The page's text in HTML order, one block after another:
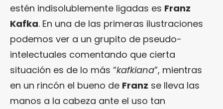
estén indisolublemente ligadas es Franz
Kafka. En una de las primeras ilustraciones
podemos ver a un grupito de pseudo-
intelectuales comentando que cierta
situación es de lo más “kafkiana”, mientras
en un rincón el bueno de Franz se lleva las
manos a la cabeza ante el uso tan